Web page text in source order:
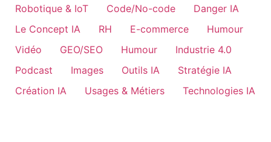
Robotique & IoT
Code/No-code
Danger IA
Le Concept IA
RH E-commerce
Humour
Vidéo
GEO/SEO Humour
Industrie 4.0
Podcast
Images Outils IA
Stratégie IA
Création IA
Usages & Métiers Technologies IA